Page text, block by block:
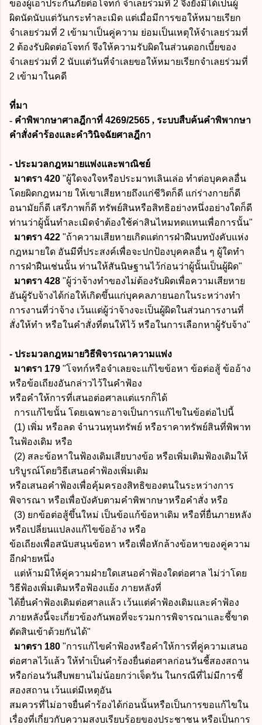
ของผู้เอาประกันภัยต่อโจทก์ จำเลยร่วมที่ 2 จึงยังมิได้เป็นผู้
ผิดนัดนับแต่วันกระทำละเมิด แต่เมื่อมีการขอให้หมายเรียก
จำเลยร่วมที่ 2 เข้ามาเป็นคู่ความ ย่อมเป็นเหตุให้จำเลยร่วมที่
2 ต้องรับผิดต่อโจทก์ จึงให้ความรับผิดในส่วนดอกเบี้ยของ
จำเลยร่วมที่ 2 นับแต่วันที่จำเลยขอให้หมายเรียกจำเลยร่วมที่
2 เข้ามาในคดี
ที่มา
- คำพิพากษาศาลฎีกาที่ 4269/2565 , ระบบสืบค้นคำพิพากษา
คำสั่งคำร้องและคำวินิจฉัยศาลฎีกา
- ประมวลกฎหมายแพ่งและพาณิชย์
มาตรา 420 "ผู้ใดจงใจหรือประมาทเลินเล่อ ทําต่อบุคคลอื่น
โดยผิดกฎหมาย ให้เขาเสียหายถึงแก่ชีวิตก็ดี แก่ร่างกายก็ดี
อนามัยก็ดี เสรีภาพก็ดี ทรัพย์สินหรือสิทธิอย่างหนึ่งอย่างใดก็ดี
ท่านว่าผู้นั้นทําละเมิดจําต้องใช้ค่าสินไหมทดแทนเพื่อการนั้น"
มาตรา 422 "ถ้าความเสียหายเกิดแต่การฝ่าฝืนบทบังคับแห่ง
กฎหมายใด อันมีที่ประสงค์เพื่อจะปกป้องบุคคลอื่น ๆ ผู้ใดทํา
การฝ่าฝืนเช่นนั้น ท่านให้สันนิษฐานไว้ก่อนว่าผู้นั้นเป็นผู้ผิด"
มาตรา 428 "ผู้ว่าจ้างทําของไม่ต้องรับผิดเพื่อความเสียหาย
อันผู้รับจ้างได้ก่อให้เกิดขึ้นแก่บุคคลภายนอกในระหว่างทํา
การงานที่ว่าจ้าง เว้นแต่ผู้ว่าจ้างจะเป็นผู้ผิดในส่วนการงานที่
สั่งให้ทํา หรือในคําสั่งที่ตนให้ไว้ หรือในการเลือกหาผู้รับจ้าง"
- ประมวลกฎหมายวิธีพิจารณาความแพ่ง
มาตรา 179 "โจทก์หรือจำเลยจะแก้ไขข้อหา ข้อต่อสู้ ข้ออ้าง
หรือข้อเถียงอันกล่าวไว้ในคำฟ้อง
หรือคำให้การที่เสนอต่อศาลแต่แรกก็ได้
การแก้ไขนั้น โดยเฉพาะอาจเป็นการแก้ไขในข้อต่อไปนี้
(1) เพิ่ม หรือลด จำนวนทุนทรัพย์ หรือราคาทรัพย์สินที่พิพาท
ในฟ้องเดิม หรือ
(2) สละข้อหาในฟ้องเดิมเสียบางข้อ หรือเพิ่มเติมฟ้องเดิมให้
บริบูรณ์โดยวิธีเสนอคำฟ้องเพิ่มเติม
หรือเสนอคำฟ้องเพื่อคุ้มครองสิทธิของตนในระหว่างการ
พิจารณา หรือเพื่อบังคับตามคำพิพากษาหรือคำสั่ง หรือ
(3) ยกข้อต่อสู้ขึ้นใหม่ เป็นข้อแก้ข้อหาเดิม หรือที่ยื่นภายหลัง
หรือเปลี่ยนแปลงแก้ไขข้ออ้าง หรือ
ข้อเถียงเพื่อสนับสนุนข้อหา หรือเพื่อหักล้างข้อหาของคู่ความ
อีกฝ่ายหนึ่ง
แต่ห้ามมิให้คู่ความฝ่ายใดเสนอคำฟ้องใดต่อศาล ไม่ว่าโดย
วิธีฟ้องเพิ่มเติมหรือฟ้องแย้ง ภายหลังที่
ได้ยื่นคำฟ้องเดิมต่อศาลแล้ว เว้นแต่คำฟ้องเดิมและคำฟ้อง
ภายหลังนี้จะเกี่ยวข้องกันพอที่จะรวมการพิจารณาและชี้ขาด
ตัดสินเข้าด้วยกันได้"
มาตรา 180 "การแก้ไขคำฟ้องหรือคำให้การที่คู่ความเสนอ
ต่อศาลไว้แล้ว ให้ทำเป็นคำร้องยื่นต่อศาลก่อนวันชี้สองสถาน
หรือก่อนวันสืบพยานไม่น้อยกว่าเจ็ดวัน ในกรณีที่ไม่มีการชี้
สองสถาน เว้นแต่มีเหตุอัน
สมควรที่ไม่อาจยื่นคำร้องได้ก่อนนั้นหรือเป็นการขอแก้ไขใน
เรื่องที่เกี่ยวกับความสงบเรียบร้อยของประชาชน หรือเป็นการ